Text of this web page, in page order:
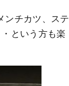
ンチカツ、ステ
という方も楽